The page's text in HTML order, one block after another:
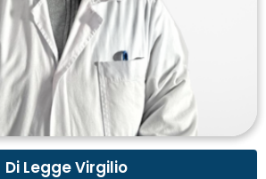
Di Legge Virgilio